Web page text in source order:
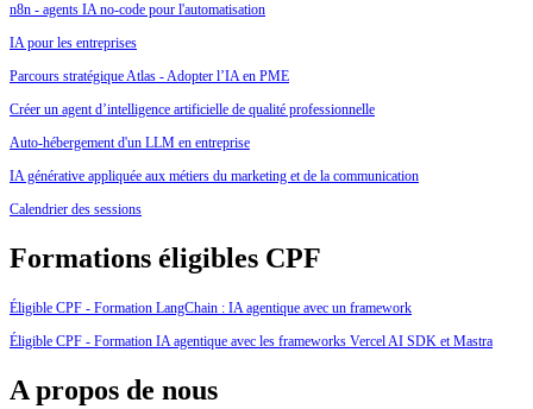
n8n - agents IA no-code pour l'automatisation
IA pour les entreprises
Parcours stratégique Atlas - Adopter l’IA en PME
Créer un agent d’intelligence artificielle de qualité professionnelle
Auto-hébergement d'un LLM en entreprise
IA générative appliquée aux métiers du marketing et de la communication
Calendrier des sessions
Formations éligibles CPF
Éligible CPF - Formation LangChain : IA agentique avec un framework
Éligible CPF - Formation IA agentique avec les frameworks Vercel AI SDK et Mastra
A propos de nous